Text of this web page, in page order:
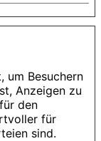
um Besuchern
Anzeigen zu
den
für
sind.